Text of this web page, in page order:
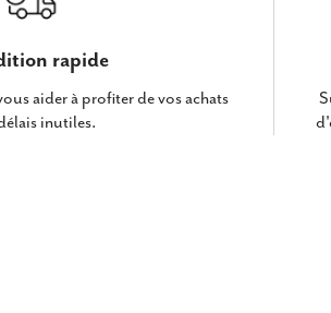
rapide
aider à profiter de vos achats
inutiles.